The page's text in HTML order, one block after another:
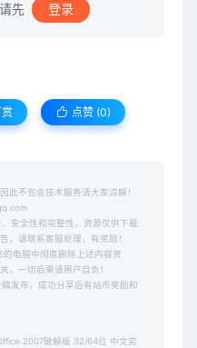
先 登录
点赞 (0)
此不包含技术服务请大家谅解！
安全性和完整性，资源仅供下载
，请联系客服处理，有奖励！
电脑中彻底删除上述内容资
，一切后果请用户自负！
发布，成功分享后有站币奖励和
2007破解版 32/64位 中文完